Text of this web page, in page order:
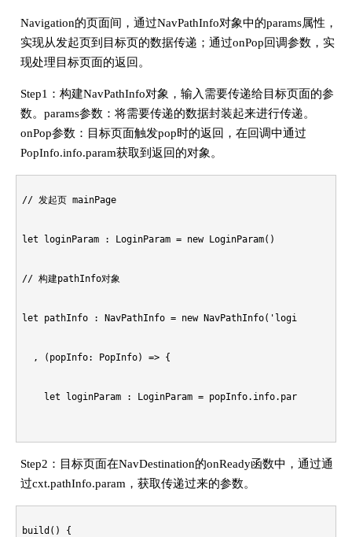
} else if (pageName === 'mainPage') {
}
}
build() {
Navigation(this.pageStack){
...
Button('login').onClick( ent => {
let pathInfo : NavPathInfo = new
this.pageStack.pushDestination(pathInfo, true);
}.navDestination(this.pageMap)
Navigation的页面间，通过NavPathInfo对象中的params属性，
实现从发起页到目标页的数据传递；通过onPop回调参数，实
现处理目标页面的返回。
Step1：构建NavPathInfo对象，输入需要传递给目标页面的参
数。params参数：将需要传递的数据封装起来进行传递。
onPop参数：目标页面触发pop时的返回，在回调中通过
PopInfo.info.param获取到返回的对象。
// 发起页 mainPage
let loginParam : LoginParam = new LoginParam()
// 构建pathInfo对象
let pathInfo : NavPathInfo = new NavPathInfo('loginPage',
, (popInfo: PopInfo) => {
let loginParam : LoginParam = popInfo.info.param as
})
Step2：目标页面在NavDestination的onReady函数中，通过通
过cxt.pathInfo.param，获取传递过来的参数。
build() {